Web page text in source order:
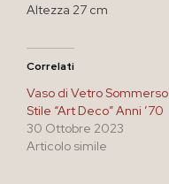
Altezza 27 cm
Correlati
Vaso di Vetro Sommerso
Stile “Art Deco” Anni ’70
30 Ottobre 2023
Articolo simile